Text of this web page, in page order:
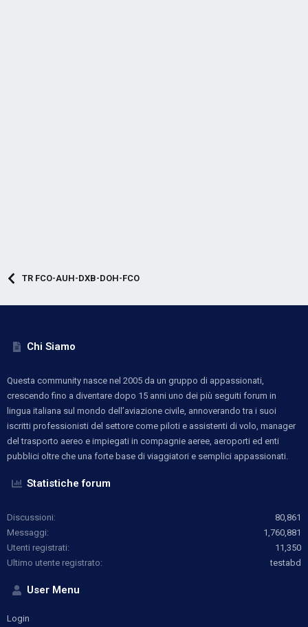
TR FCO-AUH-DXB-DOH-FCO
Chi Siamo
Questa community nasce nel 2005 da un gruppo di appassionati,
crescendo fino a diventare dopo 15 anni uno dei più seguiti forum in
lingua italiana sul mondo dell’aviazione civile, annoverando tra i suoi
iscritti professionisti del settore come piloti e assistenti di volo, manager
del trasporto aereo e impiegati in compagnie aeree, aeroporti ed enti
pubblici oltre che una forte base di viaggiatori e semplici appassionati.
Statistiche forum
Discussioni
80,861
Messaggi
1,760,881
Utenti registrati
11,350
Ultimo utente registrato
testabd
User Menu
Login